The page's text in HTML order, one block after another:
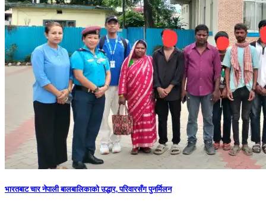
भारतबाट चार नेपाली बालबालिकाको उद्धार, परिवारसँग पुनर्मिलन